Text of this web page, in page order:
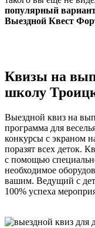
популярный
Выездной Квест
Квизы на
школу
Выездной квиз на
программа для
конкурсы с экраном
поразят всех деток.
с помощью
необходимое
вашим. Ведущий с
100% успеха